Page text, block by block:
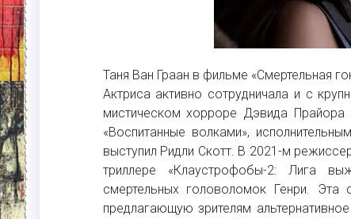
Таня Ван Граан в фильме «Смертельная
Актриса активно сотрудничала и с
мистическом хорроре Дэвида Прайора
«Воспитанные волками»,
выступил Ридли Скотт. В 2021-м
триллере «Клаустрофобы-2: Лига
смертельных головоломок Генри.
предлагающую зрителям